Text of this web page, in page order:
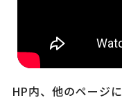
HP内、他のページ